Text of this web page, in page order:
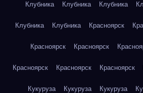
Клубника Клубника Клубника
Клубника Клубника Красноярск
Красноярск Красноярск
Красноярск Красноярск Красноярск
Кукуруза Кукуруза Кукуруза